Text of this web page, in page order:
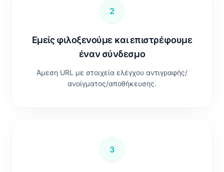
2
Εμείς φιλοξενούμε και επιστρέφουμε
έναν σύνδεσμο
Άμεση URL με στοιχεία ελέγχου αντιγραφής/
ανοίγματος/αποθήκευσης.
3